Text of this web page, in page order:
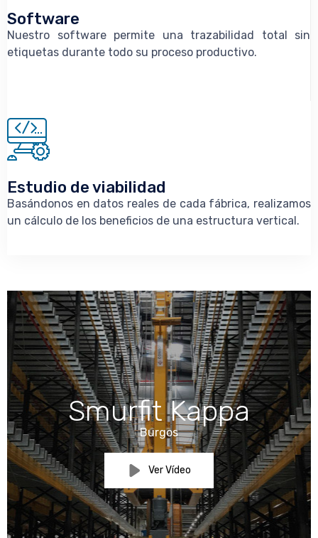
Software
Nuestro software permite una trazabilidad total sin
etiquetas durante todo su proceso productivo.
Estudio de viabilidad
Basándonos en datos reales de cada fábrica, realizamos
un cálculo de los beneficios de una estructura vertical.
Smurfit Kappa
Burgos
Ver Vídeo